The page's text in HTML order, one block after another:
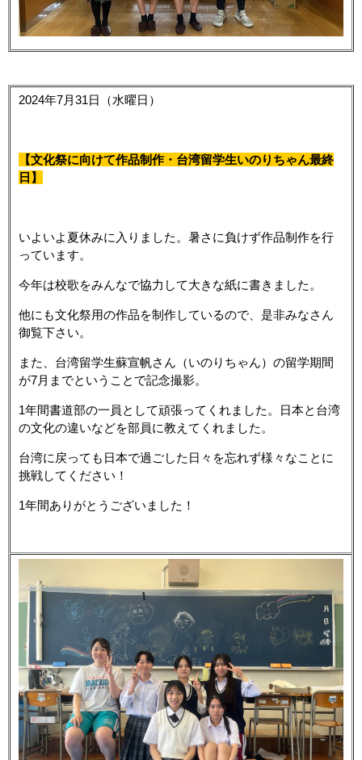
2024年7月31日（水曜日）
【文化祭に向けて作品制作・台湾留学生いのりちゃん最終
日】
いよいよ夏休みに入りました。暑さに負けず作品制作を行
っています。
今年は校歌をみんなで協力して大きな紙に書きました。
他にも文化祭用の作品を制作しているので、是非みなさん
御覧下さい。
また、台湾留学生蘇宣帆さん（いのりちゃん）の留学期間
が7月までということで記念撮影。
1年間書道部の一員として頑張ってくれました。日本と台湾
の文化の違いなどを部員に教えてくれました。
台湾に戻っても日本で過ごした日々を忘れず様々なことに
挑戦してください！
1年間ありがとうございました！